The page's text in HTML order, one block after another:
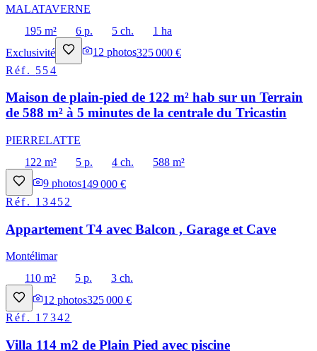
MALATAVERNE
195 m²
6 p. 5 ch.
1 ha
Exclusivité
12 photos325 000 €
Réf. 554
Maison de plain-pied de 122 m² hab sur un Terrain
de 588 m² à 5 minutes de la centrale du Tricastin
PIERRELATTE
122 m²
5 p. 4 ch.
588 m²
9 photos149 000 €
Réf. 13452
Appartement T4 avec Balcon , Garage et Cave
Montélimar
110 m²
5 p.
3 ch.
12 photos325 000 €
Réf. 17342
Villa 114 m2 de Plain Pied avec piscine